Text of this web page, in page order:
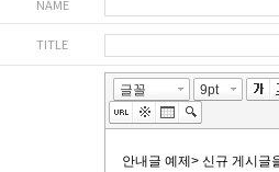
NAME
TITLE